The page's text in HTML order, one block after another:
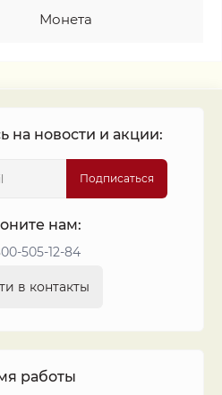
Монета
на новости и акции:
Подписаться
нам:
505-12-84
в контакты
работы